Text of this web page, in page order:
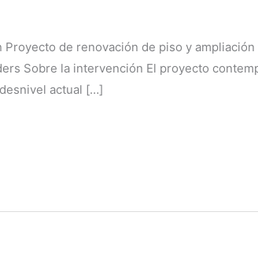
de renovación de piso y ampliación
Sobre la intervención El proyecto
actual […]